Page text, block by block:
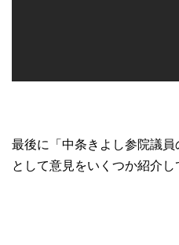
最後に「中条きよし参院議員
として意見をいくつか紹介し